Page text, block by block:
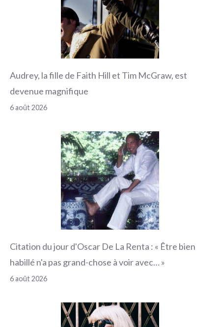
Audrey, la fille de Faith Hill et Tim McGraw, est
devenue magnifique
6 août 2026
Citation du jour d'Oscar De La Renta : « Être bien
habillé n'a pas grand-chose à voir avec… »
6 août 2026